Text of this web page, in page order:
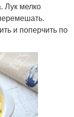
Лук мелко
и поперчить по